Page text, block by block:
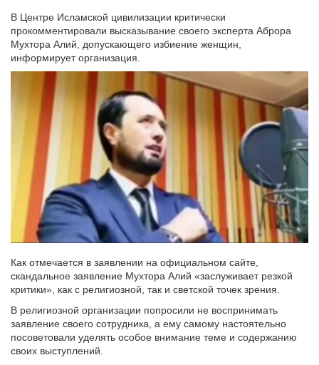
В Центре Исламской цивилизации критически
прокомментировали высказывание своего эксперта Аброра
Мухтора Алий, допускающего избиение женщин,
информирует организация.
Как отмечается в заявлении на официальном сайте,
скандальное заявление Мухтора Алий «заслуживает резкой
критики», как с религиозной, так и светской точек зрения.
В религиозной организации попросили не воспринимать
заявление своего сотрудника, а ему самому настоятельно
посоветовали уделять особое внимание теме и содержанию
своих выступлений.